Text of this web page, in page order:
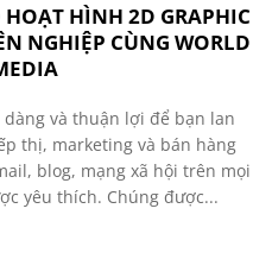
HOẠT HÌNH 2D GRAPHIC
NGHIỆP CÙNG WORLD
và thuận lợi để bạn lan
thị, marketing và bán hàng
blog, mạng xã hội trên mọi
yêu thích. Chúng được...